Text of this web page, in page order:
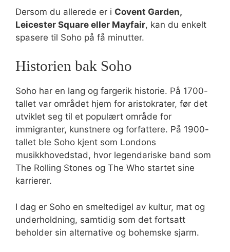
Dersom du allerede er i Covent Garden,
Leicester Square eller Mayfair, kan du enkelt
spasere til Soho på få minutter.
Historien bak Soho
Soho har en lang og fargerik historie. På 1700-
tallet var området hjem for aristokrater, før det
utviklet seg til et populært område for
immigranter, kunstnere og forfattere. På 1900-
tallet ble Soho kjent som Londons
musikkhovedstad, hvor legendariske band som
The Rolling Stones og The Who startet sine
karrierer.
I dag er Soho en smeltedigel av kultur, mat og
underholdning, samtidig som det fortsatt
beholder sin alternative og bohemske sjarm.